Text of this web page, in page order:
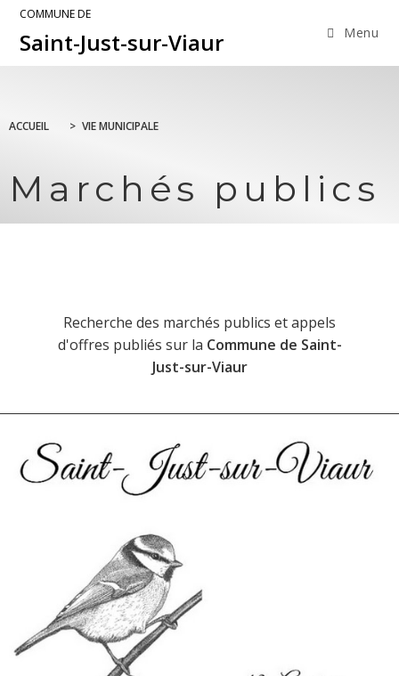
COMMUNE DE
Saint-Just-sur-Viaur Menu
ACCUEIL > VIE MUNICIPALE
Marchés publics
Recherche des marchés publics et appels
d'offres publiés sur la Commune de Saint-
Just-sur-Viaur